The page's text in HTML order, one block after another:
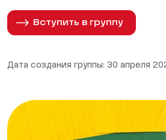
Вступить в группу
Дата создания группы: 30 апреля